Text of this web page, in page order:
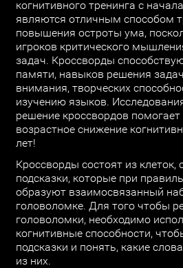
когнитивного тренинга с
являются отличным способом
повышения остроты ума,
игроков критического
задач. Кроссворды
памяти, навыков решения
внимания, творческих
изучению языков.
решение кроссвордов помогает
возрастное снижение
лет!
Кроссворды состоят из клеток,
подсказки, которые при
образуют взаимосвязанный
головоломке. Для того чтобы
головоломки, необходимо
когнитивные способности,
подсказки и понять, какие
из них.